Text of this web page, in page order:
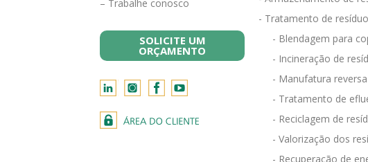
– Trabalhe conosco
SOLICITE UM
ORÇAMENTO
- Tratamento de
- Blendagem para
- Incineração de
- Manufatura reversa
- Tratamento de
- Reciclagem de
- Valorização dos
- Recuperação de